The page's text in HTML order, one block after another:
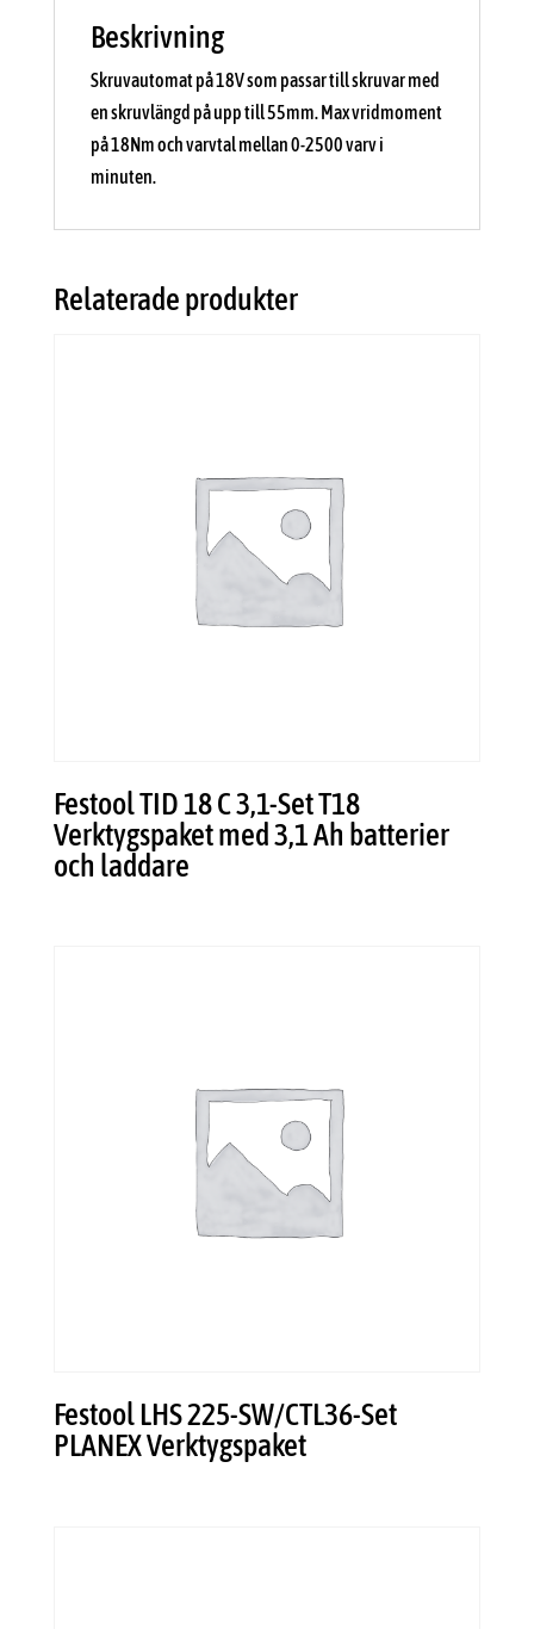
Beskrivning
Skruvautomat på 18V som passar till skruvar med
en skruvlängd på upp till 55mm. Max vridmoment
på 18Nm och varvtal mellan 0-2500 varv i
minuten.
Relaterade produkter
Festool TID 18 C 3,1-Set T18
Verktygspaket med 3,1 Ah batterier
och laddare
Festool LHS 225-SW/CTL36-Set
PLANEX Verktygspaket